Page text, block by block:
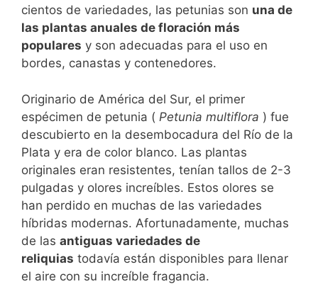
cientos de variedades, las petunias son una de
las plantas anuales de floración más
populares y son adecuadas para el uso en
bordes, canastas y contenedores.
Originario de América del Sur, el primer
espécimen de petunia ( Petunia multiflora ) fue
descubierto en la desembocadura del Río de la
Plata y era de color blanco. Las plantas
originales eran resistentes, tenían tallos de 2-3
pulgadas y olores increíbles. Estos olores se
han perdido en muchas de las variedades
híbridas modernas. Afortunadamente, muchas
de las antiguas variedades de
reliquias todavía están disponibles para llenar
el aire con su increíble fragancia.